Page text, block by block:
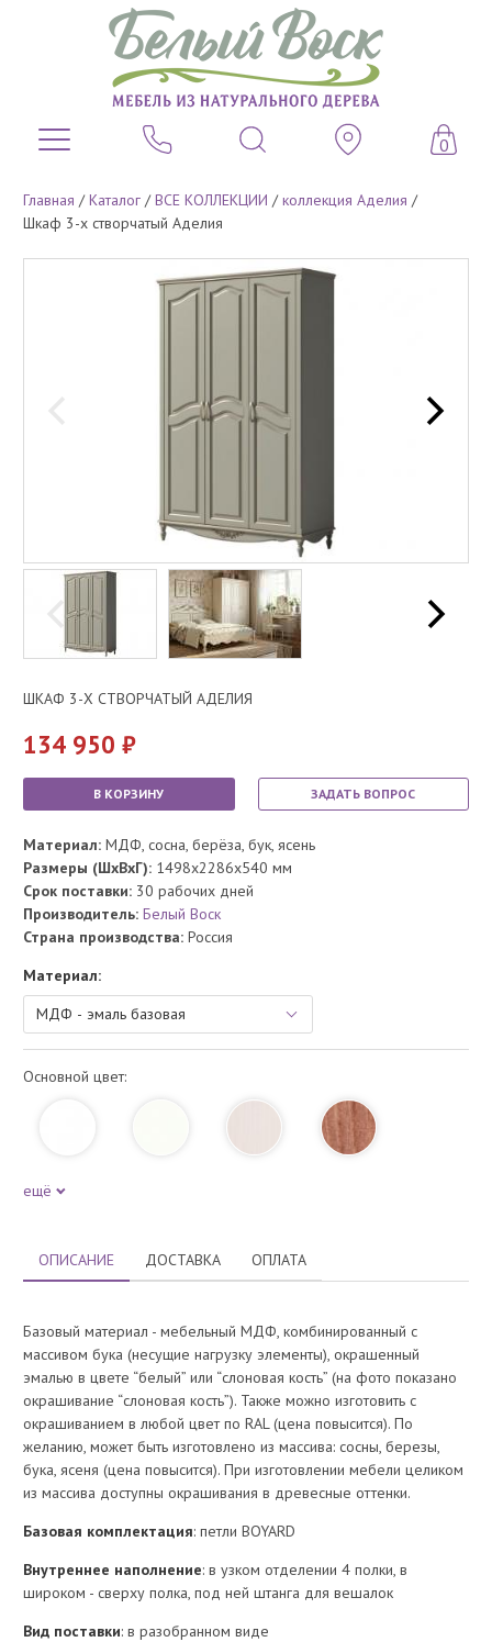
0
Главная /Каталог /ВСЕ КОЛЛЕКЦИИ /коллекция Аделия /
Шкаф 3-х створчатый Аделия
ШКАФ 3-Х СТВОРЧАТЫЙ АДЕЛИЯ
134 950
В КОРЗИНУ ЗАДАТЬ ВОПРОС
Материал: МДФ, сосна, берёза, бук, ясень
Размеры (ШхВхГ): 1498x2286x540 мм
Срок поставки: 30 рабочих дней
Производитель: Белый Воск
Страна производства: Россия
Материал:
Основной цвет:
ещё
ОПИСАНИЕ ДОСТАВКА ОПЛАТА
Базовый материал - мебельный МДФ, комбинированный с
массивом бука (несущие нагрузку элементы), окрашенный
эмалью в цвете “белый” или “слоновая кость” (на фото показано
окрашивание “слоновая кость”). Также можно изготовить с
окрашиванием в любой цвет по RAL (цена повысится). По
желанию, может быть изготовлено из массива: сосны, березы,
бука, ясеня (цена повысится). При изготовлении мебели целиком
из массива доступны окрашивания в древесные оттенки.
Базовая комплектация: петли BOYARD
Внутреннее наполнение: в узком отделении 4 полки, в
широком - сверху полка, под ней штанга для вешалок
Вид поставки: в разобранном виде